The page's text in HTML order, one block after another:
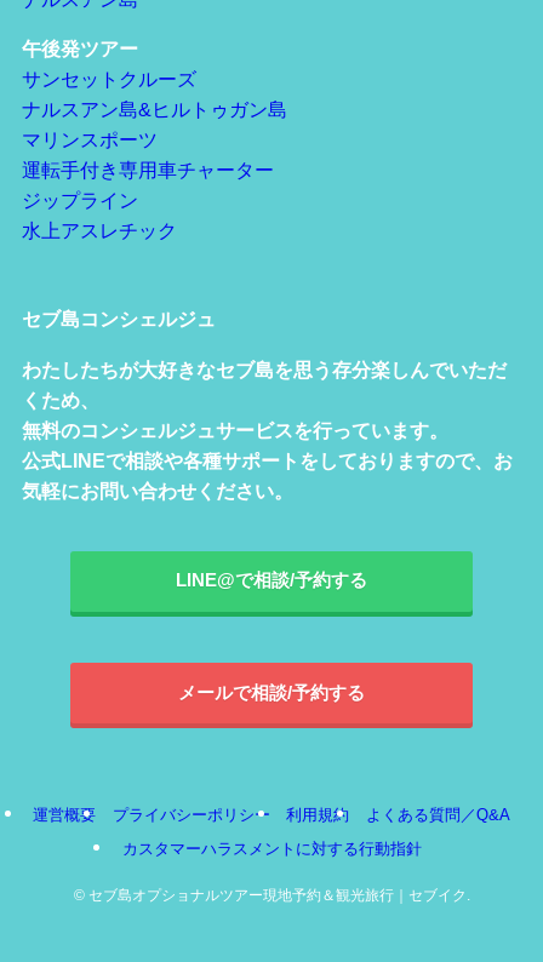
午後発ツアー
サンセットクルーズ
ナルスアン島&ヒルトゥガン島
マリンスポーツ
運転手付き専用車チャーター
ジップライン
水上アスレチック
セブ島コンシェルジュ
わたしたちが大好きなセブ島を思う存分楽しんでいただ
くため、
無料のコンシェルジュサービスを行っています。
公式LINEで相談や各種サポートをしておりますので、お
気軽にお問い合わせください。
LINE@で相談/予約する
メールで相談/予約する
運営概要 プライバシーポリシー 利用規約
よくある質問／Q&A
カスタマーハラスメントに対する行動指針
©セブ島オプショナルツアー現地予約＆観光旅行｜セブイク.